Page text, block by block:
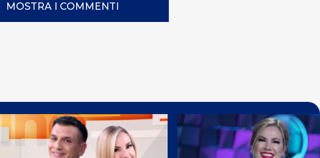
MOSTRA I COMMENTI